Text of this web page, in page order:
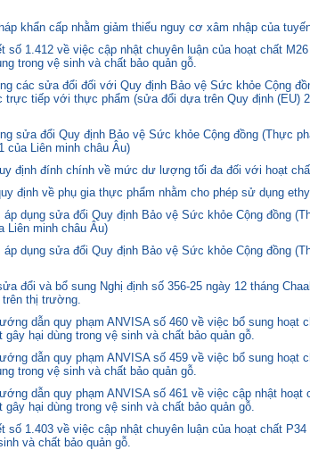
khẩn cấp nhằm giảm thiểu nguy cơ xâm nhập của
số 1.412 về việc cập nhật chuyên luận của hoạt chất
trong vệ sinh và chất bảo quản gỗ.
các sửa đổi đối với Quy định Bảo vệ Sức khỏe Cộng
tiếp với thực phẩm (sửa đổi dựa trên Quy định (EU)
sửa đổi Quy định Bảo vệ Sức khỏe Cộng đồng (Thực
của Liên minh châu Âu)
định đính chính về mức dư lượng tối đa đối với hoạt
định về phụ gia thực phẩm nhằm cho phép sử dụng
dụng sửa đổi Quy định Bảo vệ Sức khỏe Cộng đồng
Liên minh châu Âu)
dụng sửa đổi Quy định Bảo vệ Sức khỏe Cộng đồng
đổi và bổ sung Nghị định số 356-25 ngày 12 tháng
thị trường.
dẫn quy phạm ANVISA số 460 về việc bổ sung hoạt
hại dùng trong vệ sinh và chất bảo quản gỗ.
dẫn quy phạm ANVISA số 459 về việc bổ sung hoạt
trong vệ sinh và chất bảo quản gỗ.
dẫn quy phạm ANVISA số 461 về việc cập nhật
hại dùng trong vệ sinh và chất bảo quản gỗ.
số 1.403 về việc cập nhật chuyên luận của hoạt chất
và chất bảo quản gỗ.